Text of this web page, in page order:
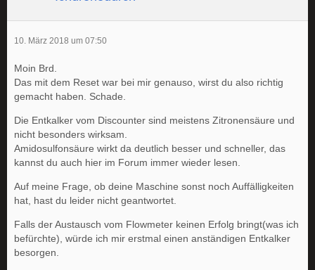
10. März 2018 um 07:50
Moin Brd.
Das mit dem Reset war bei mir genauso, wirst du also richtig
gemacht haben. Schade.
Die Entkalker vom Discounter sind meistens Zitronensäure und
nicht besonders wirksam.
Amidosulfonsäure wirkt da deutlich besser und schneller, das
kannst du auch hier im Forum immer wieder lesen.
Auf meine Frage, ob deine Maschine sonst noch Auffälligkeiten
hat, hast du leider nicht geantwortet.
Falls der Austausch vom Flowmeter keinen Erfolg bringt(was ich
befürchte), würde ich mir erstmal einen anständigen Entkalker
besorgen.